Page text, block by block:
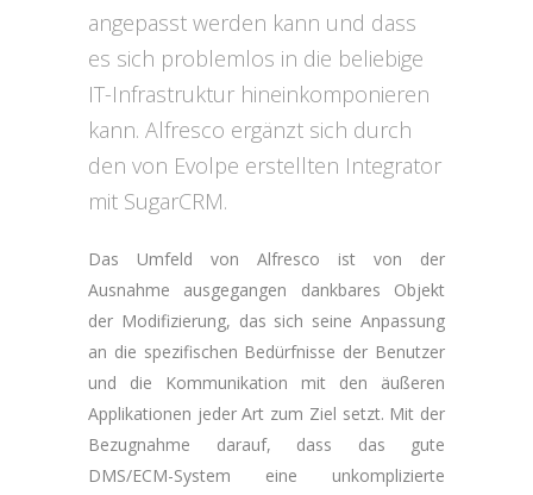
angepasst werden kann und dass
es sich problemlos in die beliebige
IT-Infrastruktur hineinkomponieren
kann. Alfresco ergänzt sich durch
den von Evolpe erstellten Integrator
mit SugarCRM.
Das Umfeld von Alfresco ist von der
Ausnahme ausgegangen dankbares Objekt
der Modifizierung, das sich seine Anpassung
an die spezifischen Bedürfnisse der Benutzer
und die Kommunikation mit den äußeren
Applikationen jeder Art zum Ziel setzt. Mit der
Bezugnahme darauf, dass das gute
DMS/ECM-System eine unkomplizierte